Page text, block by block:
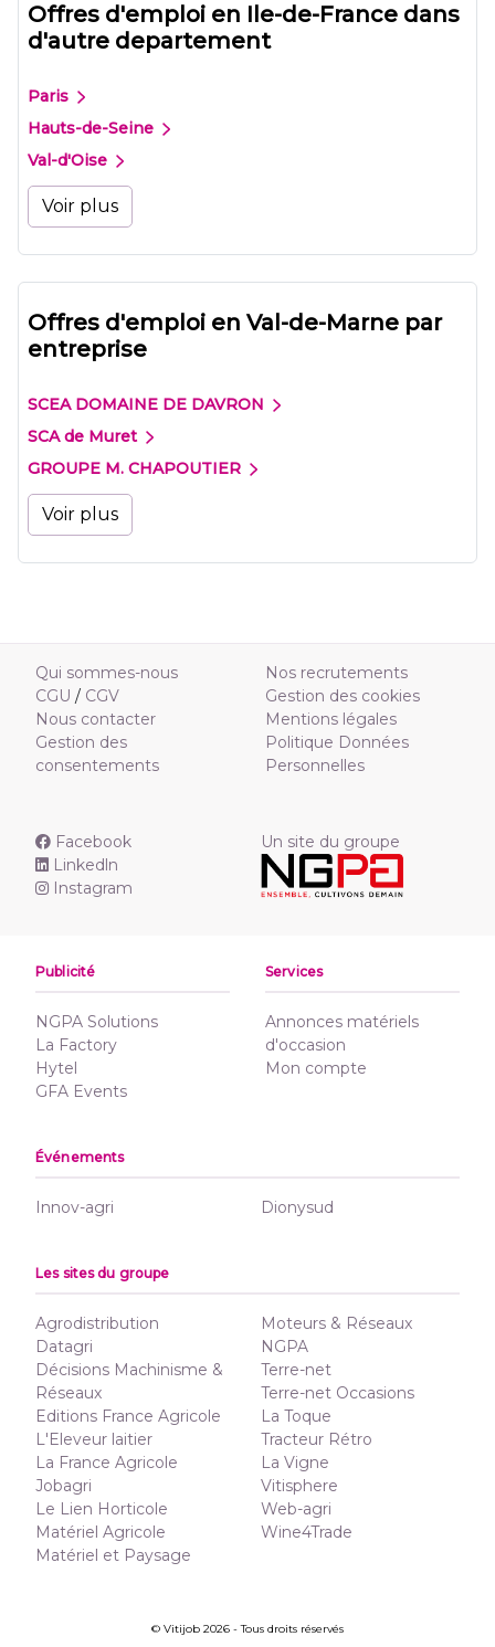
Offres d'emploi en Ile-de-France dans
d'autre departement
Paris
Hauts-de-Seine
Val-d'Oise
Voir plus
Offres d'emploi en Val-de-Marne par
entreprise
SCEA DOMAINE DE DAVRON
SCA de Muret
GROUPE M. CHAPOUTIER
Voir plus
Qui sommes-nous
CGU / CGV
Nous contacter
Gestion des
consentements
Nos recrutements
Gestion des cookies
Mentions légales
Politique Données
Personnelles
Facebook
Linkedln
Instagram
Un site du groupe
Publicité
NGPA Solutions
La Factory
Hytel
GFA Events
Services
Annonces matériels
d'occasion
Mon compte
Événements
Innov-agri Dionysud
Les sites du groupe
Agrodistribution
Datagri
Décisions Machinisme &
Réseaux
Editions France Agricole
L'Eleveur laitier
La France Agricole
Jobagri
Le Lien Horticole
Matériel Agricole
Matériel et Paysage
Moteurs & Réseaux
NGPA
Terre-net
Terre-net Occasions
La Toque
Tracteur Rétro
La Vigne
Vitisphere
Web-agri
Wine4Trade
© Vitijob 2026 - Tous droits réservés